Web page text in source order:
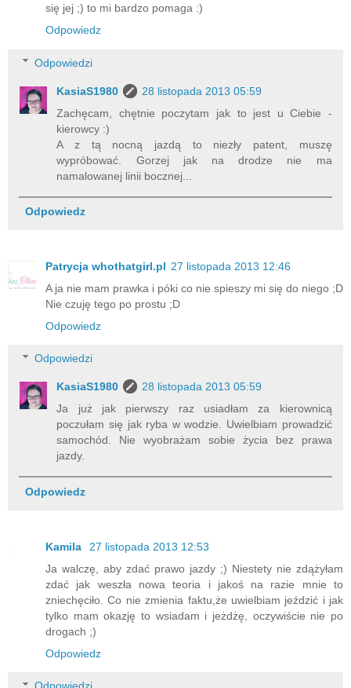
się jej ;) to mi bardzo pomaga :)
Odpowiedz
Odpowiedzi
KasiaS1980
28 listopada 2013 05:59
Zachęcam, chętnie poczytam jak to jest u Ciebie -
kierowcy :)
A z tą nocną jazdą to niezły patent, muszę
wypróbować. Gorzej jak na drodze nie ma
namalowanej linii bocznej...
Odpowiedz
Patrycja whothatgirl.pl 27 listopada 2013 12:46
A ja nie mam prawka i póki co nie spieszy mi się do niego ;D
Nie czuję tego po prostu ;D
Odpowiedz
Odpowiedzi
KasiaS1980
28 listopada 2013 05:59
Ja już jak pierwszy raz usiadłam za kierownicą
poczułam się jak ryba w wodzie. Uwielbiam prowadzić
samochód. Nie wyobrażam sobie życia bez prawa
jazdy.
Odpowiedz
Kamila
27 listopada 2013 12:53
Ja walczę, aby zdać prawo jazdy ;) Niestety nie zdążyłam
zdać jak weszła nowa teoria i jakoś na razie mnie to
zniechęciło. Co nie zmienia faktu,że uwielbiam jeździć i jak
tylko mam okazję to wsiadam i jeżdżę, oczywiście nie po
drogach ;)
Odpowiedz